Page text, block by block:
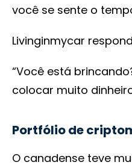
você se sente o
Livinginmycar
“Você está
colocar muito
Portfólio de
O canadense teve